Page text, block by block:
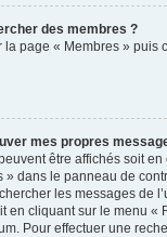
des membres ?
la page « Membres » puis
mes propres
être affichés soit
» dans le panneau de
les messages de
en cliquant sur le menu «
Pour effectuer une